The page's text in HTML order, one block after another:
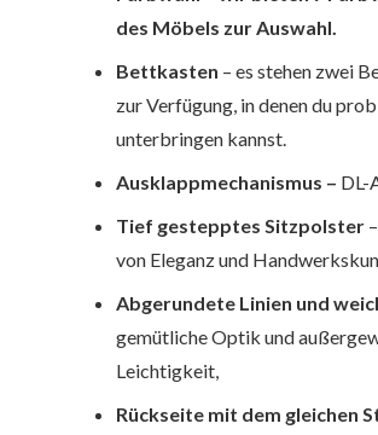
des Möbels zur Auswahl.
Bettkasten – es stehen zwei
zur Verfügung, in denen du
unterbringen kannst.
Ausklappmechanismus – DL-
Tief gestepptes Sitzpolster
von Eleganz und
Abgerundete Linien und
gemütliche Optik und
Leichtigkeit,
Rückseite mit dem gleichen